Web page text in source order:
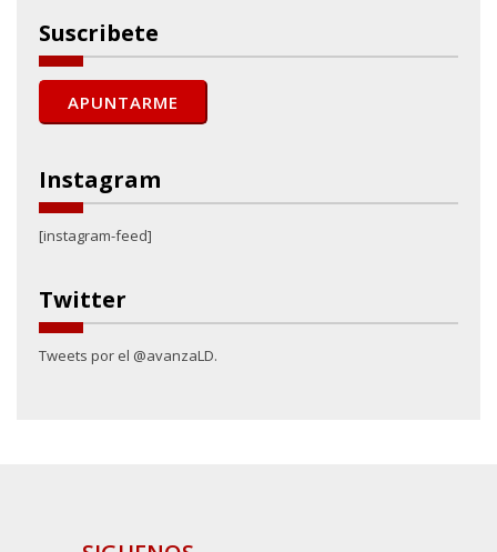
Suscribete
Instagram
[instagram-feed]
Twitter
Tweets por el @avanzaLD.